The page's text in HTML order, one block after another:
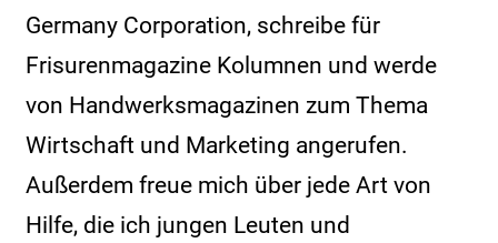
Germany Corporation, schreibe für
Frisurenmagazine Kolumnen und werde
von Handwerksmagazinen zum Thema
Wirtschaft und Marketing angerufen.
Außerdem freue mich über jede Art von
Hilfe, die ich jungen Leuten und